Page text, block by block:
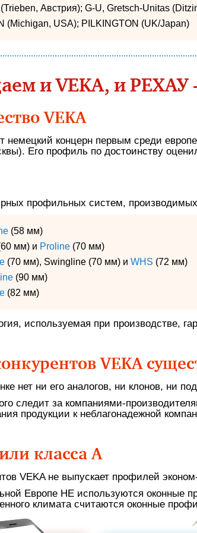
Австрия); G-U, Gretsch­-Unitas
(Michigan, USA); PILKINGTON (UK/Japan)
и VEKA, и РЕХАУ
VEKA
немецкий концерн первым среди
Его профиль по достоинству
профильных систем,
(58 мм)
мм) и Proline (70 мм)
(70 мм), Swingline (70 мм) и WHS (72 мм)
(90 мм)
(82 мм)
используемая при производстве,
VEKA
нет ни его аналогов, ни клонов, ни
следит за компаниями-
продукции к неблагонадежной
класса А
VEKA не выпускает профилей
Европе НЕ используются
климата считаются оконные